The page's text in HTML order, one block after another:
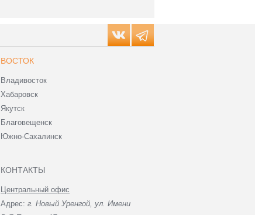
ВОСТОК
Владивосток
Хабаровск
Якутск
Благовещенск
Южно-Сахалинск
КОНТАКТЫ
Центральный офис
Адрес: г. Новый Уренгой, ул. Имени